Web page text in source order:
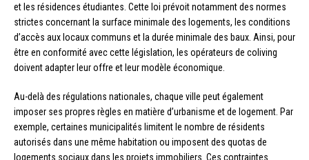
et les résidences étudiantes. Cette loi prévoit notamment des normes
strictes concernant la surface minimale des logements, les conditions
d’accès aux locaux communs et la durée minimale des baux. Ainsi, pour
être en conformité avec cette législation, les opérateurs de coliving
doivent adapter leur offre et leur modèle économique.
Au-delà des régulations nationales, chaque ville peut également
imposer ses propres règles en matière d’urbanisme et de logement. Par
exemple, certaines municipalités limitent le nombre de résidents
autorisés dans une même habitation ou imposent des quotas de
logements sociaux dans les projets immobiliers. Ces contraintes